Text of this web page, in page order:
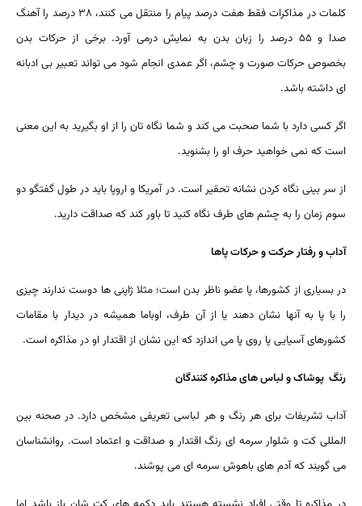
کلمات در مذاکرات فقط هفت درصد پیام را منتقل می کنند، ۳۸ درصد را آهنگ
صدا و ۵۵ درصد را زبان بدن به نمایش درمی آورد. برخی از حرکات بدن
بخصوص حرکات صورت و چشم، اگر عمدی انجام شود می تواند تعبیر بی ادبانه
ای داشته باشد.
اگر کسی دارد با شما صحبت می کند و شما نگاه تان را از او بگیرید به این معنی
است که نمی خواهید حرف او را بشنوید.
از سر بینی نگاه کردن نشانه تحقیر است. در آمریکا و اروپا باید در طول گفتگو دو
سوم زمان را به چشم های طرف نگاه کنید تا باور کند که صداقت دارید.
آداب و رفتار حرکت و حرکات پاها
در بسیاری از کشورها، پا عضو ناظر بدن است؛ مثلا ژاپنی ها دوست ندارند چیزی
را با پا به آنها نشان دهند یا از آن طرف، اوباما همیشه در دیدار با مقامات
کشورهای آسیایی پا روی پا می اندازد که این نشان از اقتدار او در مذاکره است.
رنگ پوشاک و لباس های مذاکره کنندگان
آداب تشریفات برای هر رنگ و هر لباسی تعریفی مشخص دارد. در صحنه بین
المللی کت و شلوار سرمه ای رنگ اقتدار و صداقت و اعتماد است. روانشناسان
می گویند که آدم های باهوش سرمه ای می پوشند.